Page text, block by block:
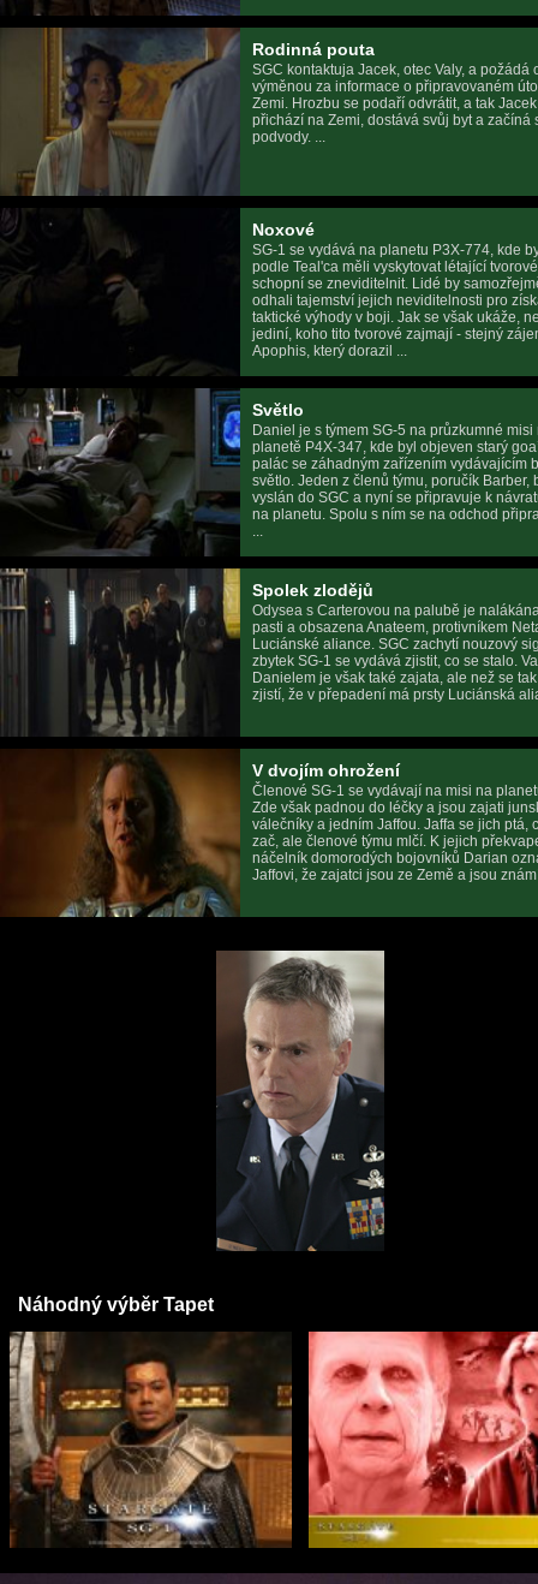
Rodinná pouta
SGC kontaktuja Jacek, otec Valy, a požádá
výměnou za informace o připravovaném
Zemi. Hrozbu se podaří odvrátit, a tak Jacek
přichází na Zemi, dostává svůj byt a začíná
podvody. ...
Noxové
SG-1 se vydává na planetu P3X-774, kde
podle Teal'ca měli vyskytovat létající
schopní se zneviditelnit. Lidé by
odhali tajemství jejich neviditelnosti pro
taktické výhody v boji. Jak se však ukáže,
jediní, koho tito tvorové zajmají - stejný
Apophis, který dorazil ...
Světlo
Daniel je s týmem SG-5 na průzkumné misi
planetě P4X-347, kde byl objeven starý
palác se záhadným zařízením vydávajícím
světlo. Jeden z členů týmu, poručík Barber,
vyslán do SGC a nyní se připravuje k
na planetu. Spolu s ním se na odchod
...
Spolek zlodějů
Odysea s Carterovou na palubě je
pasti a obsazena Anateem, protivníkem
Luciánské aliance. SGC zachytí nouzový
zbytek SG-1 se vydává zjistit, co se stalo.
Danielem je však také zajata, ale než se
zjistí, že v přepadení má prsty Luciánská
V dvojím ohrožení
Členové SG-1 se vydávají na misi na
Zde však padnou do léčky a jsou zajati
válečníky a jedním Jaffou. Jaffa se jich ptá,
zač, ale členové týmu mlčí. K jejich
náčelník domorodých bojovníků Darian
Jaffovi, že zajatci jsou ze Země a jsou
Náhodný výběr Tapet